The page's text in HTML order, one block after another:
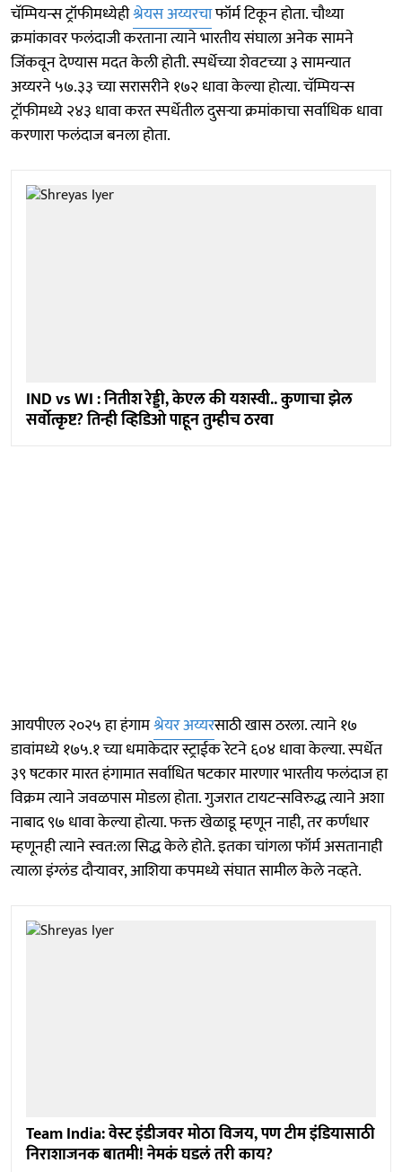
चॅम्पियन्स ट्रॉफीमध्येहीश्रेयस अय्यरचाफॉर्म टिकून होता. चौथ्या
क्रमांकावर फलंदाजी करताना त्याने भारतीय संघाला अनेक सामने
जिंकवून देण्यास मदत केली होती. स्पर्धेच्या शेवटच्या ३ सामन्यात
अय्यरने ५७.३३ च्या सरासरीने १७२ धावा केल्या होत्या. चॅम्पियन्स
ट्रॉफीमध्ये २४३ धावा करत स्पर्धेतील दुसऱ्या क्रमांकाचा सर्वाधिक धावा
करणारा फलंदाज बनला होता.
IND vs WI : नितीश रेड्डी, केएल की यशस्वी.. कुणाचा झेल
सर्वोत्कृष्ट? तिन्ही व्हिडिओ पाहून तुम्हीच ठरवा
आयपीएल २०२५ हा हंगामश्रेयर अय्यरसाठी खास ठरला. त्याने १७
डावांमध्ये १७५.१ च्या धमाकेदार स्ट्राईक रेटने ६०४ धावा केल्या. स्पर्धेत
३९ षटकार मारत हंगामात सर्वाधित षटकार मारणार भारतीय फलंदाज हा
विक्रम त्याने जवळपास मोडला होता. गुजरात टायटन्सविरुद्ध त्याने अशा
नाबाद ९७ धावा केल्या होत्या. फक्त खेळाडू म्हणून नाही, तर कर्णधार
म्हणूनही त्याने स्वत:ला सिद्ध केले होते. इतका चांगला फॉर्म असतानाही
त्याला इंग्लंड दौऱ्यावर, आशिया कपमध्ये संघात सामील केले नव्हते.
Team India: वेस्ट इंडीजवर मोठा विजय, पण टीम इंडियासाठी
निराशाजनक बातमी! नेमकं घडलं तरी काय?